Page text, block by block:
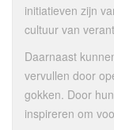
initiatieven zijn
cultuur van
Daarnaast
vervullen door
gokken. Door
inspireren om